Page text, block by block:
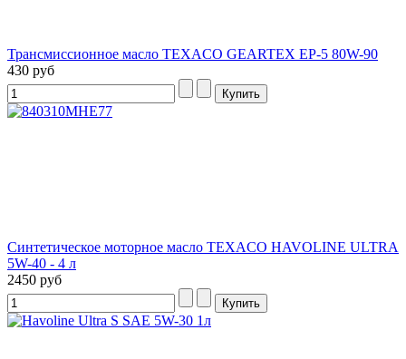
Трансмиссионное масло TEXACO GEARTEX EP-5 80W-90
430 руб
Синтетическое моторное масло TEXACO HAVOLINE ULTRA
5W-40 - 4 л
2450 руб